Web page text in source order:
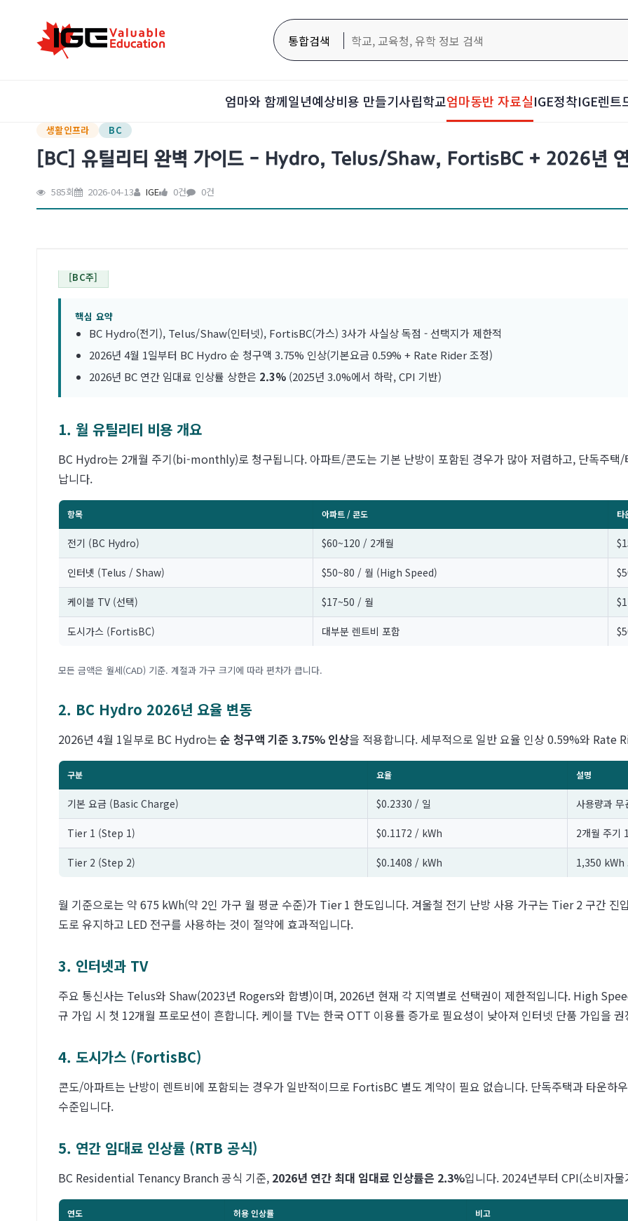
통합검색
엄마와 함께일년예상비용 만들기사립학교엄마동반 자료실IGE정착IGE렌트
생활인프라 BC
[BC] 유틸리티 완벽 가이드 - Hydro, Telus/Shaw, FortisBC + 2026년
585회 2026-04-13 IGE 0건 0건
[BC주]
핵심 요약
BC Hydro(전기), Telus/Shaw(인터넷), FortisBC(가스) 3사가 사실상 독점 - 선택지가 제한적
2026년 4월 1일부터 BC Hydro 순 청구액 3.75% 인상(기본요금 0.59% + Rate Rider 조정)
2026년 BC 연간 임대료 인상률 상한은 2.3% (2025년 3.0%에서 하락, CPI 기반)
1. 월 유틸리티 비용 개요
BC Hydro는 2개월 주기(bi-monthly)로 청구됩니다. 아파트/콘도는 기본 난방이 포함된 경우가 많아 저렴하고, 단독주택
납니다.
항목 아파트 / 콘도 타
전기 (BC Hydro) $60~120 / 2개월
인터넷 (Telus / Shaw) $50~80 / 월 (High Speed)
케이블 TV (선택) $17~50 / 월
도시가스 (FortisBC) 대부분 렌트비 포함
모든 금액은 월세(CAD) 기준. 계절과 가구 크기에 따라 편차가 큽니다.
2. BC Hydro 2026년 요율 변동
2026년 4월 1일부로 BC Hydro는 순 청구액 기준 3.75% 인상을 적용합니다. 세부적으로 일반 요율 인상 0.59%와 Rate
구분 요율 설명
기본 요금 (Basic Charge) $0.2330 / 일 사용량과 무
Tier 1 (Step 1) $0.1172 / kWh 2개월 주기
Tier 2 (Step 2) $0.1408 / kWh 1,350 kWh
월 기준으로는 약 675 kWh(약 2인 가구 월 평균 수준)가 Tier 1 한도입니다. 겨울철 전기 난방 사용 가구는 Tier 2 구간 진
도로 유지하고 LED 전구를 사용하는 것이 절약에 효과적입니다.
3. 인터넷과 TV
주요 통신사는 Telus와 Shaw(2023년 Rogers와 합병)이며, 2026년 현재 각 지역별로 선택권이 제한적입니다. High
규 가입 시 첫 12개월 프로모션이 흔합니다. 케이블 TV는 한국 OTT 이용률 증가로 필요성이 낮아져 인터넷 단품 가입을
4. 도시가스 (FortisBC)
콘도/아파트는 난방이 렌트비에 포함되는 경우가 일반적이므로 FortisBC 별도 계약이 필요 없습니다. 단독주택과 타운
수준입니다.
5. 연간 임대료 인상률 (RTB 공식)
BC Residential Tenancy Branch 공식 기준, 2026년 연간 최대 임대료 인상률은 2.3%입니다. 2024년부터 CPI(소비자
연도 허용 인상률 비고